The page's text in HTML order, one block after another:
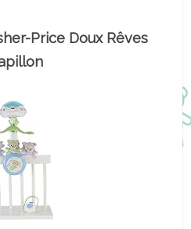
Price Doux Rêves